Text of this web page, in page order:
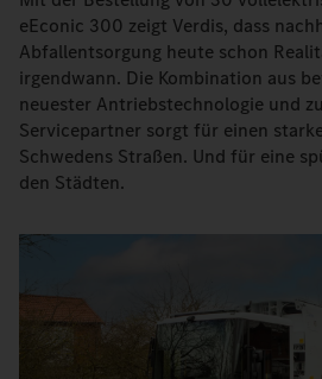
eEconic 300 zeigt Verdis, dass
Abfallentsorgung heute schon
irgendwann. Die Kombination aus
neuester Antriebstechnologie und
Servicepartner sorgt für einen
Schwedens Straßen. Und für eine
den Städten.